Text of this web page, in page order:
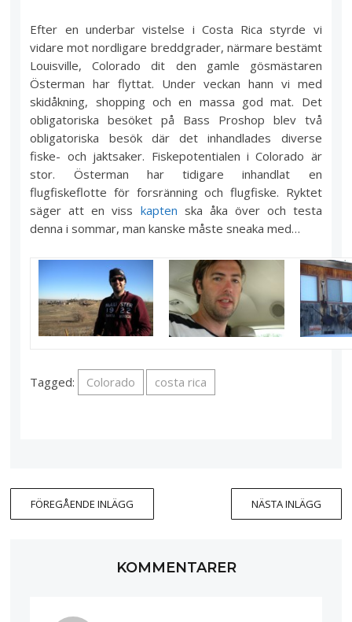
Efter en underbar vistelse i Costa Rica styrde vi
vidare mot nordligare breddgrader, närmare bestämt
Louisville, Colorado dit den gamle gösmästaren
Österman har flyttat. Under veckan hann vi med
skidåkning, shopping och en massa god mat. Det
obligatoriska besöket på Bass Proshop blev två
obligatoriska besök där det inhandlades diverse
fiske- och jaktsaker. Fiskepotentialen i Colorado är
stor. Österman har tidigare inhandlat en
flugfiskeflotte för forsränning och flugfiske. Ryktet
säger att en viss kapten ska åka över och testa
denna i sommar, man kanske måste sneaka med…
Tagged: Colorado costa rica
FÖREGÅENDE INLÄGG NÄSTA INLÄGG
KOMMENTARER